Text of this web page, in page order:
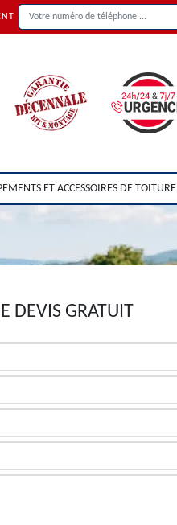
ET ACCESSOIRES DE TOITURE
DEVIS GRATUIT